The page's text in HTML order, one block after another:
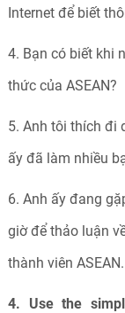
Internet để biết
4. Bạn có biết khi
thức của ASEAN?
5. Anh tôi thích đi
ấy đã làm nhiều
6. Anh ấy đang
giờ để thảo luận
thành viên ASEAN.
4. Use the